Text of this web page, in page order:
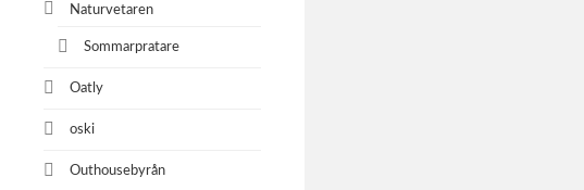
Naturvetaren
Sommarpratare
Oatly
oski
Outhousebyrån